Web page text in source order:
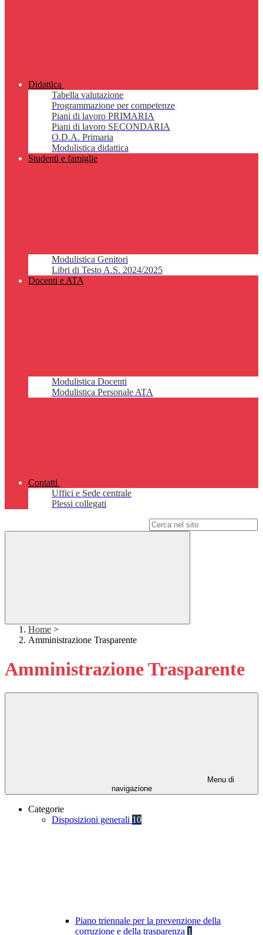
Didattica
Tabella valutazione
Programmazione per competenze
Piani di lavoro PRIMARIA
Piani di lavoro SECONDARIA
O.D.A. Primaria
Modulistica didattica
Studenti e famiglie
Modulistica Genitori
Libri di Testo A.S. 2024/2025
Docenti e ATA
Modulistica Docenti
Modulistica Personale ATA
Contatti
Uffici e Sede centrale
Plessi collegati
Home >
Amministrazione Trasparente
Amministrazione Trasparente
Menu di
navigazione
Categorie
Disposizioni generali 10
Piano triennale per la prevenzione della
corruzione e della trasparenza 1